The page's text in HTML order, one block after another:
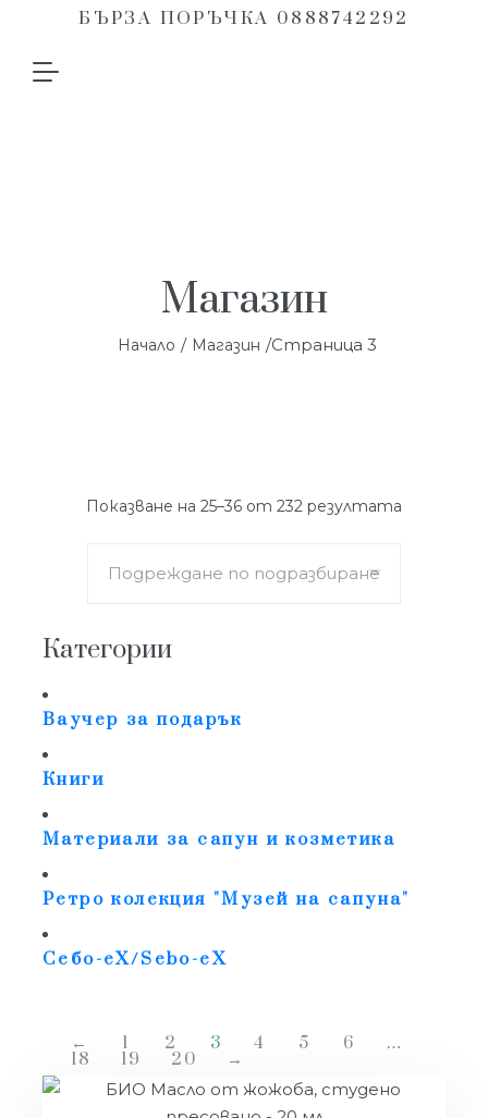
БЪРЗА ПОРЪЧКА 0888742292
Магазин
Начало / Магазин /Страница 3
Показване на 25–36 от 232 резултата
Категории
Ваучер за подарък
Книги
Материали за сапун и козметика
Ретро колекция "Музей на сапуна"
Себо-еХ/Sebo-eX
← 1 2 3 4 5 6 …
18 19 20 →